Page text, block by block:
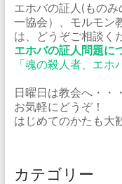
エホバの証人(もの
一協会）、モルモン
は、どうぞご相談く
エホバの証人問題に
「魂の殺人者、エホ
日曜日は教会へ・・・
お気軽にどうぞ！
はじめてのかたも大
カテゴリー